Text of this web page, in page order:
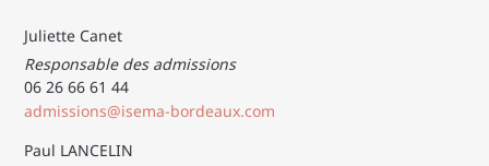
Juliette Canet
Responsable des admissions
06 26 66 61 44
admissions@isema-bordeaux.com
Paul LANCELIN